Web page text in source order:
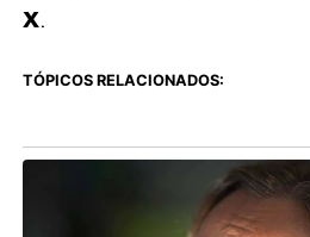
X.
TÓPICOS RELACIONADOS: